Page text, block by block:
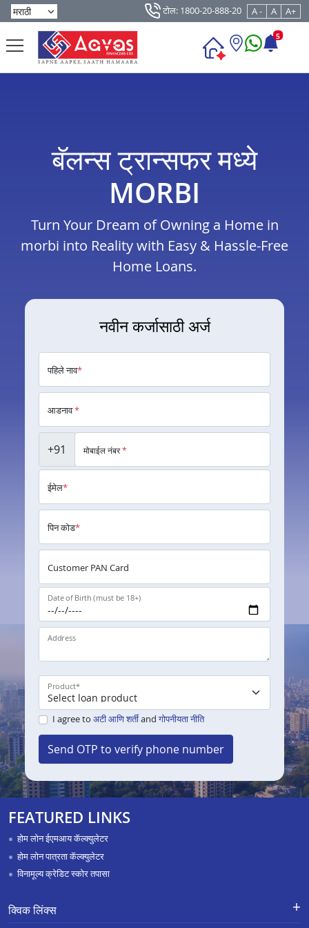
टोल: 1800-20-888-20 A - A A+
5
बॅलन्स ट्रान्सफर मध्ये
MORBI
Turn Your Dream of Owning a Home in
morbi into Reality with Easy & Hassle-Free
Home Loans.
नवीन कर्जासाठी अर्ज
पहिले नाव*
आडनाव*
+91 मोबाईल नंबर*
ईमेल*
पिन कोड*
Customer PAN Card
Date of Birth (must be 18+)
Address
Product*
I agree to अटी आणि शर्तीand गोपनीयता नीति
Send OTP to verify phone number
FEATURED LINKS
होम लोन ईएमआय कॅल्क्युलेटर
होम लोन पात्रता कॅल्क्युलेटर
विनामूल्य क्रेडिट स्कोर तपासा
क्विक लिंक्स